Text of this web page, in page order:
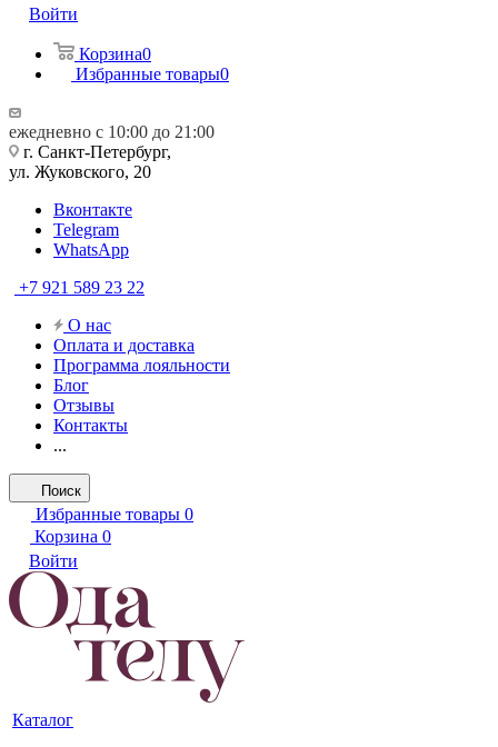
Войти
Корзина0
Избранные товары0
ежедневно с 10:00 до 21:00
г. Санкт-Петербург,
ул. Жуковского, 20
Вконтакте
Telegram
WhatsApp
+7 921 589 23 22
О нас
Оплата и доставка
Программа лояльности
Блог
Отзывы
Контакты
...
Поиск
Избранные товары 0
Корзина 0
Войти
Каталог